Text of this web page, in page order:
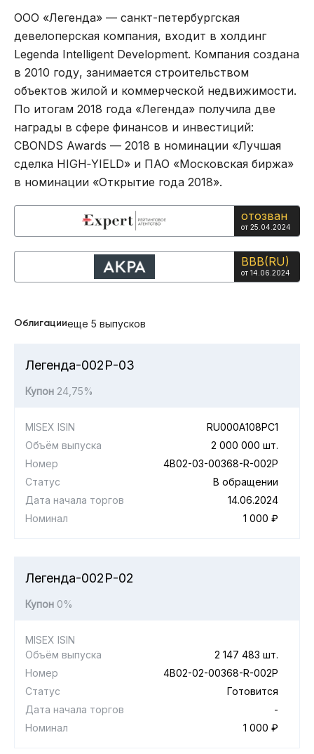
ООО «Легенда» — caнкт-пeтepбypгcкая
девелоперская компания, входит в холдинг
Legenda Intelligent Development. Компания создана
в 2010 году, занимается строительством
объектов жилой и коммерческой недвижимости.
По итогам 2018 года «Легенда» получила две
награды в сфере финансов и инвестиций:
CBONDS Awards — 2018 в номинации «Лучшая
сделка HIGH‐YIELD» и ПАО «Московская биржа»
в номинации «Открытие года 2018».
отозван
от 25.04.2024
BBB(RU)
от 14.06.2024
Облигацииеще 5 выпусков
Легенда-002Р-03
Купон 24,75%
MISEX ISIN
RU000A108PC1
Объём выпуска
2 000 000 шт.
Номер
4B02-03-00368-R-002P
Статус
В обращении
Дата начала торгов
14.06.2024
Номинал
1 000 ₽
Легенда-002Р-02
Купон 0%
MISEX ISIN
Объём выпуска
2 147 483 шт.
Номер
4B02-02-00368-R-002P
Статус
Готовится
Дата начала торгов
-
Номинал
1 000 ₽